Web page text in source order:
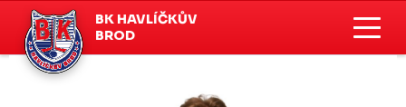
BK HAVLÍČKŮV
BROD